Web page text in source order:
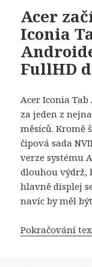
Acer
Iconia
FullHD
Acer Iconia Tab
za jeden z
měsíců. Kromě
čipová sada
verze systému
dlouhou výdrž,
hlavně displej
navíc by měl
Pokračování